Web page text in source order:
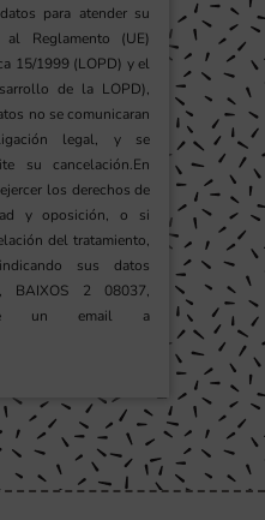
para atender su
Reglamento (UE)
15/1999 (LOPD) y el
de la LOPD),
no se comunicaran
legal, y se
su cancelación.En
los derechos de
y oposición, o si
del tratamiento,
sus datos
BAIXOS 2 08037,
un email a